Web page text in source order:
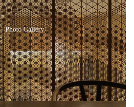
Photo Gallery